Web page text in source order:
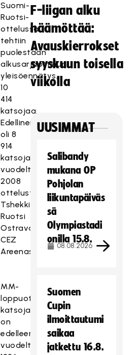
Suomi-
Ruotsi-
ottelussa
tehtiin
puolestaan
alkusarjaottelun
yleisöennätys,
10
414
katsojaa.
Edellinen
oli 8
914
katsojaa
vuodelta
2008
ottelusta
Tshekki-
Ruotsi
Ostravan
CEZ
Areenassa.
MM-
loppuottelun
katsojaennätys
on
edelleen
vuodelta
F-liigan alku
häämöttää:
Avauskierrokset
syyskuun toisella
viikolla
UUSIMMAT
Salibandy
mukana OP
Pohjolan
liikuntapäiväs
sä
Olympiastadi
onilla 15.8.
08.08.2026
Suomen
Cupin
ilmoittautumi
saikaa
jatkettu 16.8.